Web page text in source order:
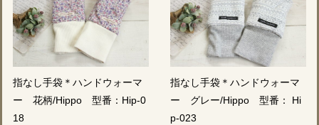
指なし手袋＊ハンドウォーマ
ー 花柄/Hippo 型番：Hip-0
18
指なし手袋＊ハンドウォーマ
ー グレー/Hippo 型番： Hi
p-023